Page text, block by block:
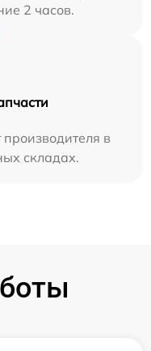
2 часов.
в
складах.